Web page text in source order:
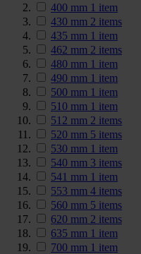
400 mm 1 item
430 mm 2 items
435 mm 1 item
462 mm 2 items
480 mm 1 item
490 mm 1 item
500 mm 1 item
510 mm 1 item
512 mm 2 items
520 mm 5 items
530 mm 1 item
540 mm 3 items
541 mm 1 item
553 mm 4 items
560 mm 5 items
620 mm 2 items
635 mm 1 item
700 mm 1 item